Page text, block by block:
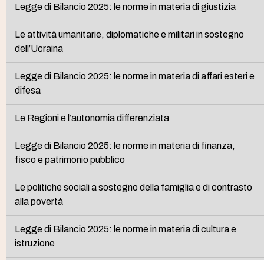
Legge di Bilancio 2025: le norme in materia di giustizia
Le attività umanitarie, diplomatiche e militari in sostegno
dell’Ucraina
Legge di Bilancio 2025: le norme in materia di affari esteri e
difesa
Le Regioni e l’autonomia differenziata
Legge di Bilancio 2025: le norme in materia di finanza,
fisco e patrimonio pubblico
Le politiche sociali a sostegno della famiglia e di contrasto
alla povertà
Legge di Bilancio 2025: le norme in materia di cultura e
istruzione